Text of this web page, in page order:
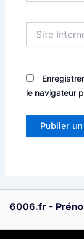
Internet
le navigateur
6006.fr-